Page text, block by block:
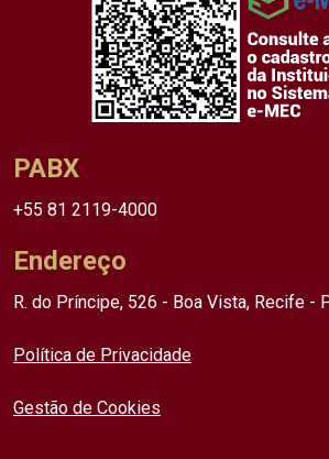
PABX
+55 81 2119-4000
Endereço
R. do Príncipe, 526 - Boa Vista, Recife -
Política de Privacidade
Gestão de Cookies